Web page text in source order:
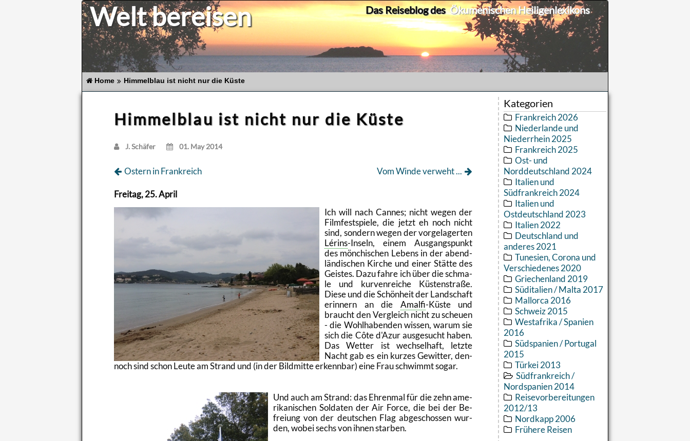
Welt bereisen Das Reiseblog desÖkumenischen Heiligenlexikons
Home Himmelblau ist nicht nur die Küste
Himmelblau ist nicht nur die Küste
J. Schä­fer 01. May 2014
Vom Winde ver­weht ...
Os­tern in Frank­reich
Frei­tag, 25. April
Ich will nach Can­nes; nicht wegen der
Film­fest­spie­le, die jetzt eh noch nicht
sind, son­dern wegen der vor­ge­la­ger­ten
Lé­rins-In­seln, einem Aus­gangs­punkt
des mön­chi­schen Le­bens in der abend­
län­di­schen Kir­che und einer Stät­te des
Geis­tes. Dazu fahre ich über die schma­
le und kur­ven­rei­che Küs­ten­stra­ße.
Diese und die Schön­heit der Land­schaft
er­in­nern an die Amal­fi-Küs­te und
braucht den Ver­gleich nicht zu scheu­en
- die Wohl­ha­ben­den wis­sen, warum sie
sich die Côte d'Azur aus­ge­sucht haben.
Das Wet­ter ist wech­sel­haft, letz­te
Nacht gab es ein kur­zes Ge­wit­ter, den­
noch sind schon Leute am Strand und (in der Bild­mit­te er­kenn­bar) eine Frau schwimmt sogar.
Und auch am Strand: das Eh­ren­mal für die zehn ame­
ri­ka­ni­schen Sol­da­ten der Air Force, die bei der Be­
frei­ung von der deut­schen Flag ab­ge­schos­sen wur­
den, wobei sechs von ihnen star­ben.
Kategorien
Frankreich 2026
Niederlande und
Niederrhein 2025
Frankreich 2025
Ost- und
Norddeutschland 2024
Italien und
Südfrankreich 2024
Italien und
Ostdeutschland 2023
Italien 2022
Deutschland und
anderes 2021
Tunesien, Corona und
Verschiedenes 2020
Griechenland 2019
Süditalien / Malta 2017
Mallorca 2016
Schweiz 2015
Westafrika / Spanien
2016
Südspanien / Portugal
2015
Türkei 2013
Südfrankreich /
Nordspanien 2014
Reisevorbereitungen
2012/13
Nordkapp 2006
Frühere Reisen